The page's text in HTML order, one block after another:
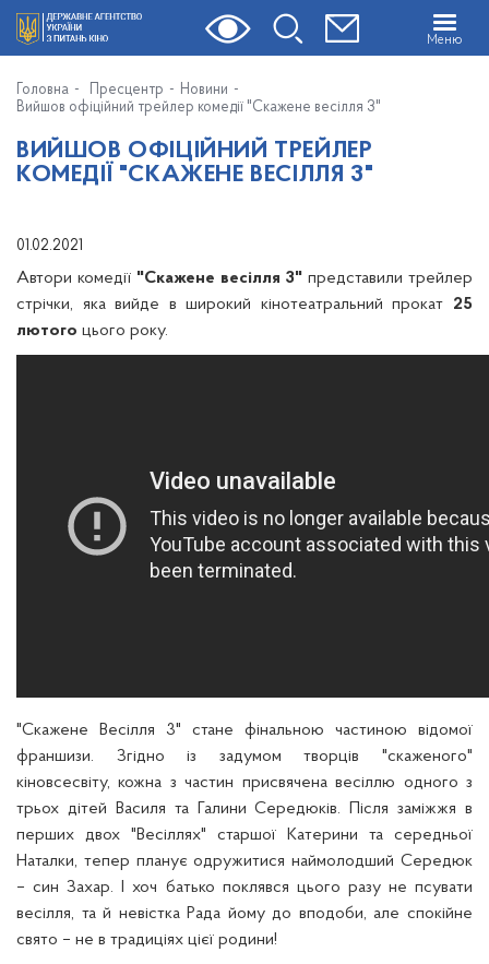
Меню
Головна Пресцентр
Новини
Вийшов офіційний трейлер комедії "Скажене весілля 3"
ВИЙШОВ ОФІЦІЙНИЙ ТРЕЙЛЕР
КОМЕДІЇ "СКАЖЕНЕ ВЕСІЛЛЯ 3"
01.02.2021
Автори комедії "Скажене весілля 3" представили трейлер
стрічки, яка вийде в широкий кінотеатральний прокат 25
лютого цього року.
"Скажене Весілля 3" стане фінальною частиною відомої
франшизи. Згідно із задумом творців "скаженого"
кіновсесвіту, кожна з частин присвячена весіллю одного з
трьох дітей Василя та Галини Середюків. Після заміжжя в
перших двох "Весіллях" старшої Катерини та середньої
Наталки, тепер планує одружитися наймолодший Середюк
– син Захар. І хоч батько поклявся цього разу не псувати
весілля, та й невістка Рада йому до вподоби, але спокійне
свято – не в традиціях цієї родини!